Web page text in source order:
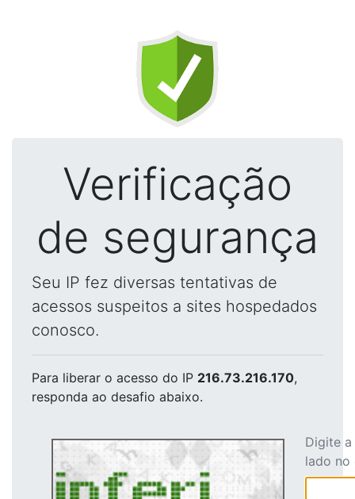
Verificação
de segurança
Seu IP fez diversas tentativas de
acessos suspeitos a sites hospedados
conosco.
Para liberar o acesso do IP 216.73.216.170,
responda ao desafio abaixo.
Digite
lado no